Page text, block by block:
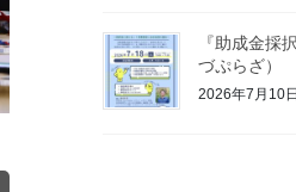
『助成金採
づぷらざ）
2026年7月10日